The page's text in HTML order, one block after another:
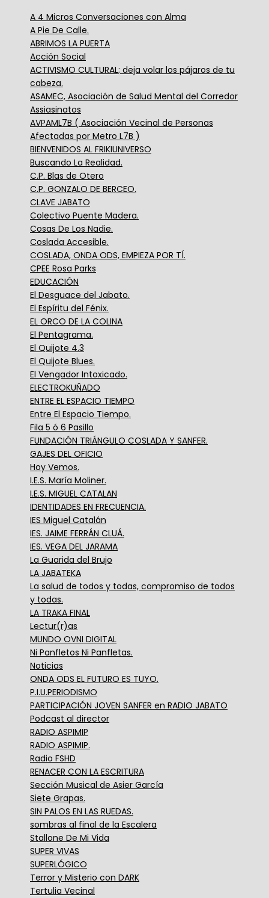
A 4 Micros Conversaciones con Alma
A Pie De Calle.
ABRIMOS LA PUERTA
Acción Social
ACTIVISMO CULTURAL; deja volar los pájaros de tu
cabeza.
ASAMEC, Asociación de Salud Mental del Corredor
Assiasinatos
AVPAML7B ( Asociación Vecinal de Personas
Afectadas por Metro L7B )
BIENVENIDOS AL FRIKIUNIVERSO
Buscando La Realidad.
C.P. Blas de Otero
C.P. GONZALO DE BERCEO.
CLAVE JABATO
Colectivo Puente Madera.
Cosas De Los Nadie.
Coslada Accesible.
COSLADA, ONDA ODS, EMPIEZA POR TÍ.
CPEE Rosa Parks
EDUCACIÓN
El Desguace del Jabato.
El Espíritu del Fénix.
EL ORCO DE LA COLINA
El Pentagrama.
El Quijote 4.3
El Quijote Blues.
El Vengador Intoxicado.
ELECTROKUÑADO
ENTRE EL ESPACIO TIEMPO
Entre El Espacio Tiempo.
Fila 5 ó 6 Pasillo
FUNDACIÓN TRIÁNGULO COSLADA Y SANFER.
GAJES DEL OFICIO
Hoy Vemos.
I.E.S. María Moliner.
I.E.S. MIGUEL CATALAN
IDENTIDADES EN FRECUENCIA.
IES Miguel Catalán
IES. JAIME FERRÁN CLUÁ.
IES. VEGA DEL JARAMA
La Guarida del Brujo
LA JABATEKA
La salud de todos y todas, compromiso de todos
y todas.
LA TRAKA FINAL
Lectur(r)as
MUNDO OVNI DIGITAL
Ni Panfletos Ni Panfletas.
Noticias
ONDA ODS EL FUTURO ES TUYO.
P.I.U.PERIODISMO
PARTICIPACIÓN JOVEN SANFER en RADIO JABATO
Podcast al director
RADIO ASPIMIP
RADIO ASPIMIP.
Radio FSHD
RENACER CON LA ESCRITURA
Sección Musical de Asier García
Siete Grapas.
SIN PALOS EN LAS RUEDAS.
sombras al final de la Escalera
Stallone De Mi Vida
SUPER VIVAS
SUPERLÓGICO
Terror y Misterio con DARK
Tertulia Vecinal